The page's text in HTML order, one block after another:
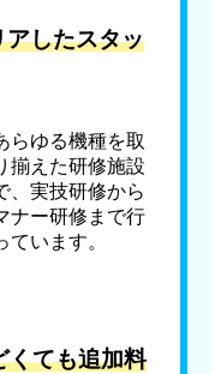
アしたスタッ
らゆる機種を取
揃えた研修施設
、実技研修から
ナー研修まで行
ています。
くても追加料